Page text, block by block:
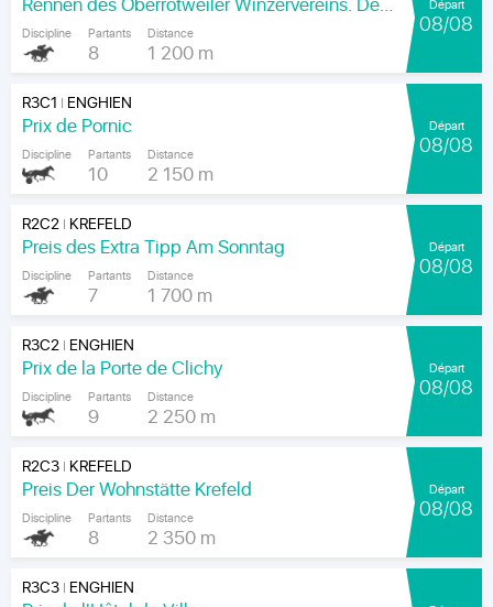
Discipline Partants
8
Distance
1 200 m
Départ
08/08
R3C1 | ENGHIEN
Prix de Pornic
Discipline Partants
10
Distance
2 150 m
Départ
08/08
R2C2| KREFELD
Preis des Extra Tipp Am Sonntag
Discipline Partants
7
Distance
1 700 m
Départ
08/08
R3C2| ENGHIEN
Prix de la Porte de Clichy
Discipline Partants
9
Distance
2 250 m
Départ
08/08
R2C3| KREFELD
Preis Der Wohnstätte Krefeld
Discipline Partants
8
Distance
2 350 m
Départ
08/08
R3C3| ENGHIEN